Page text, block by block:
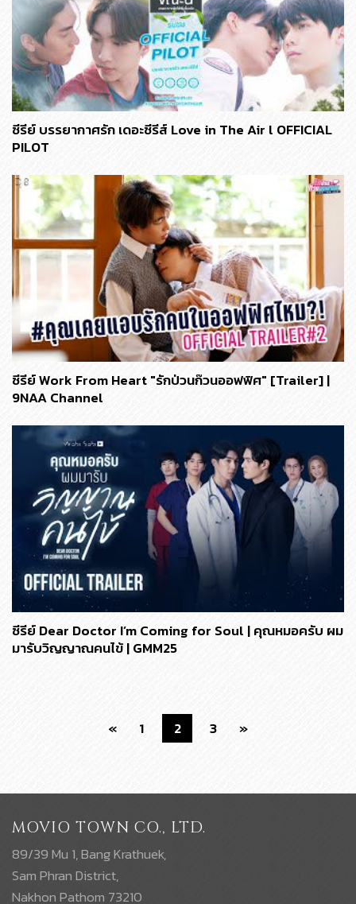
ซีรีย์ บรรยากาศรัก เดอะซีรีส์ Love in The Air l OFFICIAL
PILOT
ซีรีย์ Work From Heart "รักป่วนก๊วนออฟฟิศ" [Trailer] |
9NAA Channel
ซีรีย์ Dear Doctor I’m Coming for Soul | คุณหมอครับ ผม
มารับวิญญาณคนไข้ | GMM25
« 1 2 3 »
MOVIO TOWN CO., LTD.
89/39 Mu 1, Bang Krathuek,
Sam Phran District,
Nakhon Pathom 73210